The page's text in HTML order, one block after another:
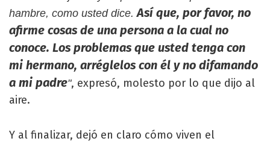
hambre, como usted dice.Así que, por favor, no
afirme cosas de una persona a la cual no
conoce. Los problemas que usted tenga con
mi hermano, arréglelos con él y no difamando
a mi padre", expresó, molesto por lo que dijo al
aire.
Y al finalizar, dejó en claro cómo viven el